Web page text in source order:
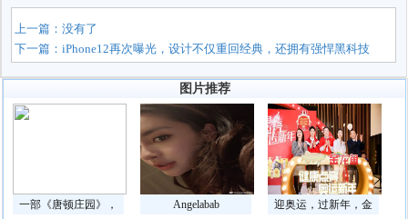
上一篇：没有了
下一篇：iPhone12再次曝光，设计不仅重回经典，还拥有强悍黑科技
图片推荐
一部《唐顿庄园》， Angelabab 迎奥运，过新年，金